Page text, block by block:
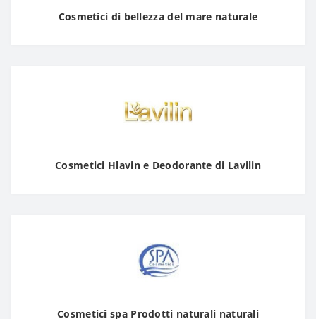
Cosmetici di bellezza del mare naturale
Cosmetici Hlavin e Deodorante di Lavilin
Cosmetici spa Prodotti naturali naturali